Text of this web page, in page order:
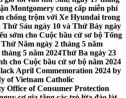
Montgomery cung cấp miễn phí
chống trộm với Xe Hyundai trong
Sáu ngày 10 và Thứ Bảy ngày
sớm cho Cuộc bầu cử sơ bộ Tổng
Năm ngày 2 tháng 5 năm
5 năm 2024Thứ Ba ngày 23
cho Cuộc bầu cử sơ bộ năm 2024
April Commemoration 2024 by
of Vietnam Catholic
Office of Consumer Protection